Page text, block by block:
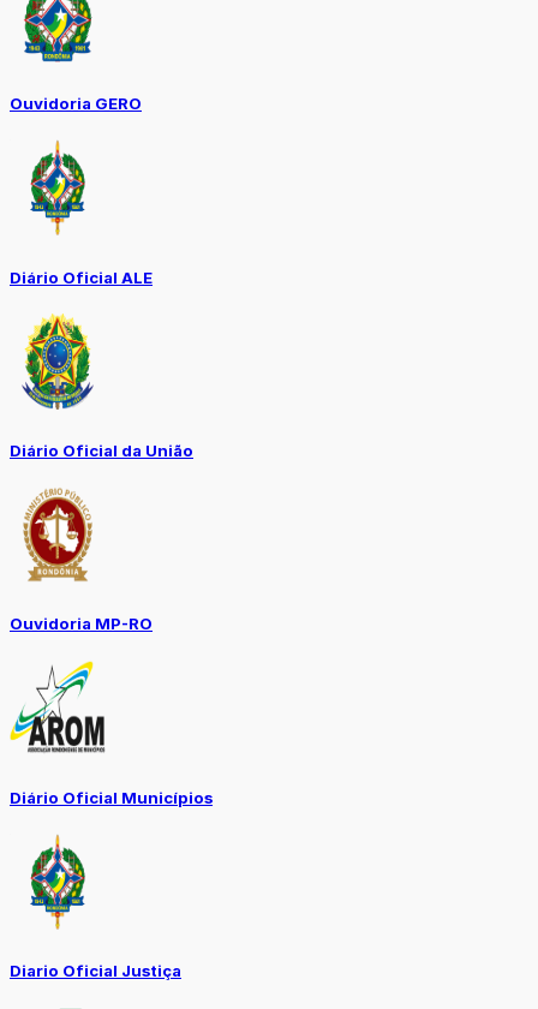
Ouvidoria GERO
Diário Oficial ALE
Diário Oficial da União
Ouvidoria MP-RO
Diário Oficial Municípios
Diario Oficial Justiça